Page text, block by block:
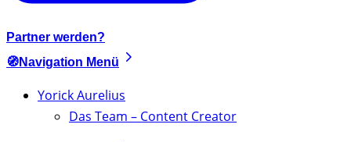
Partner werden?
🧭Navigation Menü
Yorick Aurelius
Das Team – Content Creator